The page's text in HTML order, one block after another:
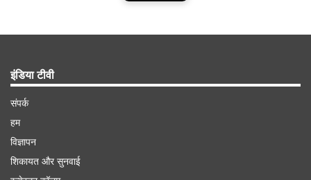
इंडिया टीवी
संपर्क
हम
विज्ञापन
शिकायत और सुनवाई